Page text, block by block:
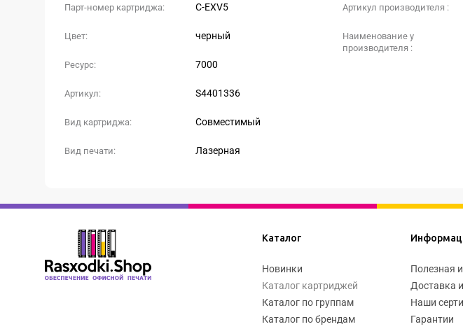
Парт-номер картриджа: C-EXV5
Цвет: черный
Ресурс: 7000
Артикул: S4401336
Вид картриджа: Совместимый
Вид печати: Лазерная
Артикул производителя :
Наименование у
производителя :
Каталог
Новинки
Каталог картриджей
Каталог по группам
Каталог по брендам
Полезная
Доставка
Наши
Гарантии